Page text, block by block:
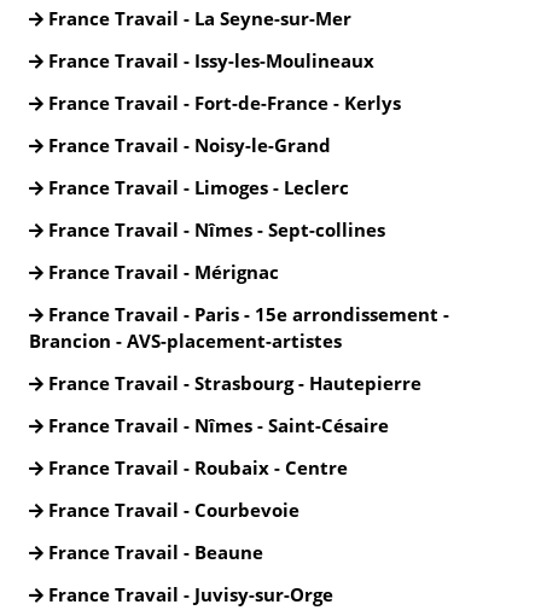
France Travail - La Seyne-sur-Mer
France Travail - Issy-les-Moulineaux
France Travail - Fort-de-France - Kerlys
France Travail - Noisy-le-Grand
France Travail - Limoges - Leclerc
France Travail - Nîmes - Sept-collines
France Travail - Mérignac
France Travail - Paris - 15e arrondissement -
Brancion - AVS-placement-artistes
France Travail - Strasbourg - Hautepierre
France Travail - Nîmes - Saint-Césaire
France Travail - Roubaix - Centre
France Travail - Courbevoie
France Travail - Beaune
France Travail - Juvisy-sur-Orge